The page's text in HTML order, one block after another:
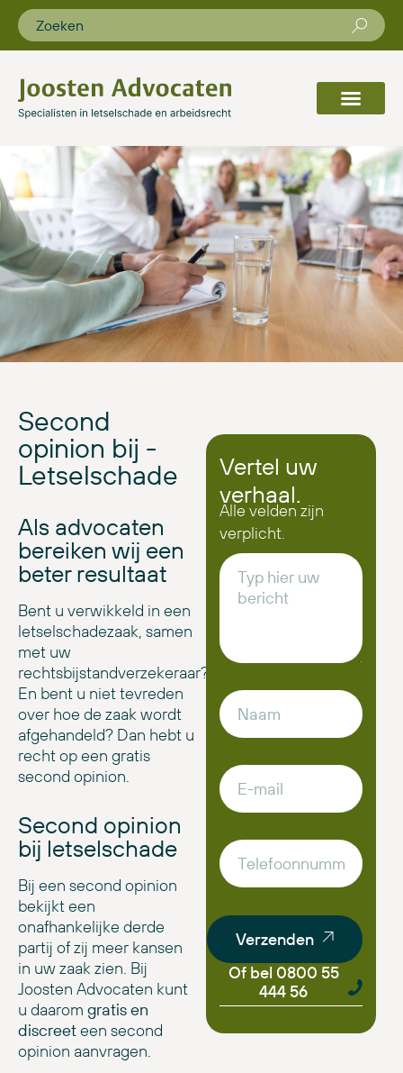
Second
opinion bij -
Letselschade
Als advocaten
bereiken wij een
beter resultaat
Bent u verwikkeld in een
letselschadezaak, samen
met uw
rechtsbijstandverzekeraar?
En bent u niet tevreden
over hoe de zaak wordt
afgehandeld? Dan hebt u
recht op een gratis
second opinion.
Second opinion
bij letselschade
Bij een second opinion
bekijkt een
onafhankelijke derde
partij of zij meer kansen
in uw zaak zien. Bij
Joosten Advocaten kunt
u daarom gratis en
discreeteen second
opinion aanvragen.
Vertel uw
verhaal.
Alle velden zijn
verplicht.
Verzenden
Of bel 0800 55
444 56